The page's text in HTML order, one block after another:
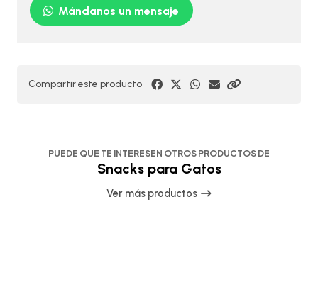
Mándanos un mensaje
Compartir este producto
PUEDE QUE TE INTERESEN OTROS PRODUCTOS DE
Snacks para Gatos
Ver más productos